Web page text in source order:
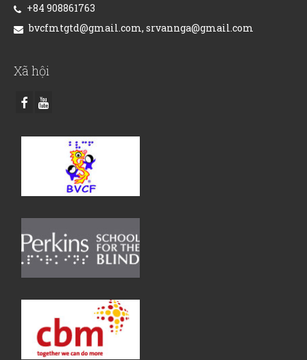
+84 908861763
bvcfmtgtd@gmail.com, srvannga@gmail.com
Xã hội